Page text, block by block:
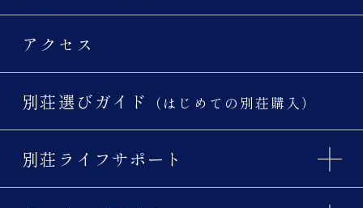
アクセス
別荘選びガイド （はじめての別荘購入）
別荘ライフサポート